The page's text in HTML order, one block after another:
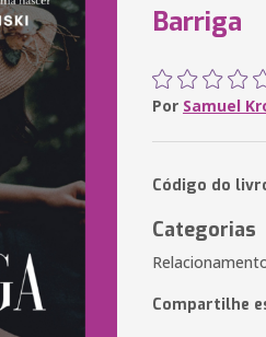
Barriga
Por Samuel
Código do
Categorias
Compartilhe